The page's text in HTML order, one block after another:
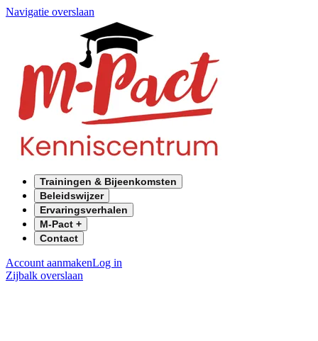
Navigatie overslaan
Trainingen & Bijeenkomsten
Beleidswijzer
Ervaringsverhalen
M-Pact +
Contact
Account aanmakenLog in
Zijbalk overslaan